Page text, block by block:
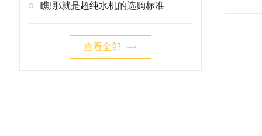
瞧!那就是超纯水机的选购标准
查看全部